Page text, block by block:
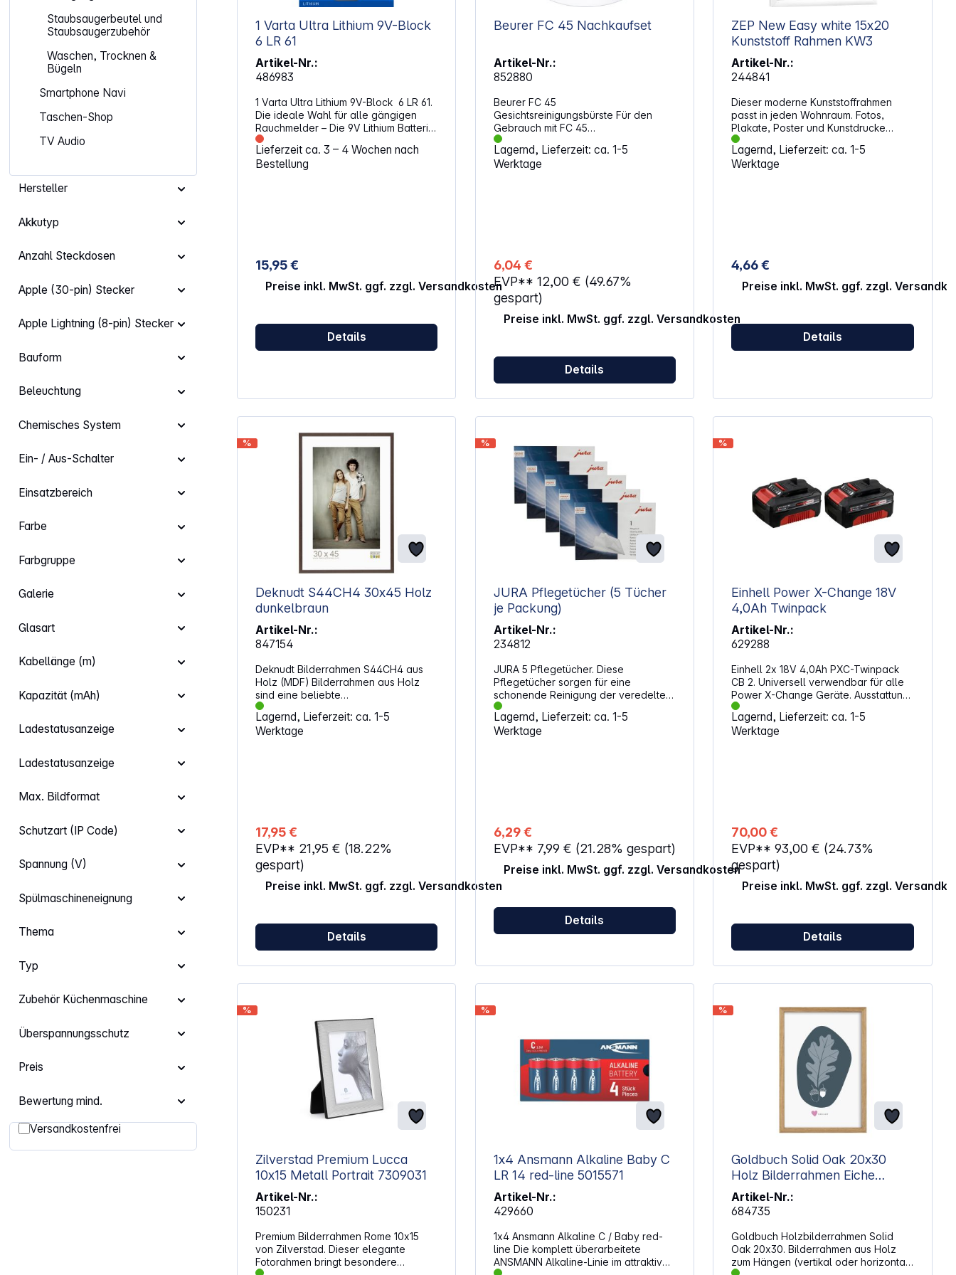
Staubsaugerbeutel und
Staubsaugerzubehör
Waschen, Trocknen &
Bügeln
Smartphone Navi
Taschen-Shop
TV Audio
Hersteller
Akkutyp
Anzahl Steckdosen
Apple (30-pin) Stecker
Apple Lightning (8-pin) Stecker
Bauform
Beleuchtung
Chemisches System
Ein- / Aus-Schalter
Einsatzbereich
Farbe
Farbgruppe
Galerie
Glasart
Kabellänge (m)
Kapazität (mAh)
Ladestatusanzeige
Ladestatusanzeige
Max. Bildformat
Schutzart (IP Code)
Spannung (V)
Spülmaschineneignung
Thema
Typ
Zubehör Küchenmaschine
Überspannungsschutz
Preis
Bewertung mind.
Filter hinzufügen: Versandkostenfrei
Versandkostenfrei
elektr. Belastbarkeit: 11000 W
Nenneingangsspannung: 400 V
Tragegriff Gehäuse: Kunststoff, Gummi
Anzahl der CEE-Steckdosen: 3 Anzahl
Schutzkontaktsteckdosen: 3 Anzahl
steckdosen Gesamt: 6 Schutzart: IP44
Abmessungen (L x B x H): 26 x 26 x 17
cm Gewicht: ca. 1,75 kg
1 Varta Ultra Lithium 9V-Block
6 LR 61
Artikel-Nr.:
486983
1 Varta Ultra Lithium 9V-Block 6 LR 61.
Die ideale Wahl für alle gängigen
Rauchmelder – Die 9V Lithium Batterie
enthält kein Quecksilber, Blei oder
Kadmium und hat einen speziellen
Sicherheitsmechanismus.- Hält bis zu
6R21, 6R22, BA3090/U, 6F22, PP3HP,
006P, AM6F, 6LF62, HP3, M1604,
4022, BLOC, CLR6, KA9, ND65V, U9VL-
Lieferzeit ca. 3 – 4 Wochen nach
Bestellung
15,95 €
Preise inkl. MwSt. ggf. zzgl. Versandkosten
Details
Beurer FC 45 Nachkaufset
Artikel-Nr.:
852880
Beurer FC 45
Gesichtsreinigungsbürste Für den
Gebrauch mit FC 45
Gesichtsreinigungsbürste, ein weicher
Bürstenaufsatz für die tägliche
Gesichtsreinigung. Tauschen Sie die
Lagernd, Lieferzeit: ca. 1-5
Werktage
6,04 €
EVP** 12,00 € (49.67%
gespart)
Preise inkl. MwSt. ggf. zzgl. Versandkosten
Details
ZEP New Easy white 15x20
Kunststoff Rahmen KW3
Artikel-Nr.:
244841
Dieser moderne Kunststoffrahmen
passt in jeden Wohnraum. Fotos,
Plakate, Poster und Kunstdrucke
kommen bei diesem schlichten
Bilderahmen besonders gut zur
Geltung. Eigenschaften: Modischer
Lagernd, Lieferzeit: ca. 1-5
Werktage
4,66 €
Preise inkl. MwSt. ggf. zzgl.
Details
%
Deknudt S44CH4 30x45 Holz
dunkelbraun
Artikel-Nr.:
847154
Deknudt Bilderrahmen S44CH4 aus
Holz (MDF) Bilderrahmen aus Holz
sind eine beliebte
Gestaltungsmöglichkeit zur
Präsentation von Fotos aller Art. Mit
ihrer schlichten und zeitlosen
Lagernd, Lieferzeit: ca. 1-5
Werktage
17,95 €
EVP** 21,95 € (18.22%
gespart)
Preise inkl. MwSt. ggf. zzgl. Versandkosten
Details
%
JURA Pflegetücher (5 Tücher
je Packung)
Artikel-Nr.:
234812
JURA 5 Pflegetücher. Diese
Pflegetücher sorgen für eine
schonende Reinigung der veredelten
Oberflächen Deines JURA-
Kaffeevollautomaten und halten das
Erscheinungsbild frisch. Die feuchten
Packung mit fünf Stück. Eigenschaften:
Sanfte Reinigung der veredelten
Rückständen in einem Wisch Schutz
der Gerätefronten vor sichtbaren
Anwendung für eine gepflegte
Gesamtwirkung Praktische
Einzelverpackung mit fünf Tüchern
Aufbewahrung
Lagernd, Lieferzeit: ca. 1-5
Werktage
6,29 €
EVP** 7,99 € (21.28% gespart)
Preise inkl. MwSt. ggf. zzgl. Versandkosten
Details
%
Einhell Power X-Change 18V
4,0Ah Twinpack
Artikel-Nr.:
629288
Einhell 2x 18V 4,0Ah PXC-Twinpack
CB 2. Universell verwendbar für alle
Power X-Change Geräte. Ausstattung:
Ermöglicht kabellose Freiheit: Kein
Kabelsalat und freies Arbeiten Dank
hochwertiger Li-Ion Zellen kein
Staub-, korrosions-, und mechanisch
geschütztes Gehäuse Geeignet für
den TWIN-PACK Einsatz bei 36V-
Anwendungen
Lagernd, Lieferzeit: ca. 1-5
Werktage
70,00 €
EVP**93,00 € (24.73%
gespart)
Preise inkl. MwSt. ggf. zzgl.
Details
%
Zilverstad Premium Lucca
10x15 Metall Portrait 7309031
Artikel-Nr.:
150231
Premium Bilderrahmen Rome 10x15
von Zilverstad. Dieser elegante
Fotorahmen bringt besondere
%
1x4 Ansmann Alkaline Baby C
LR 14 red-line 5015571
Artikel-Nr.:
429660
1x4 Ansmann Alkaline C / Baby red-
line Die komplett überarbeitete
ANSMANN Alkaline-Linie im attraktiven
%
Goldbuch Solid Oak 20x30
Holz Bilderrahmen Eiche
900175
Artikel-Nr.:
684735
Goldbuch Holzbilderrahmen Solid
Oak 20x30. Bilderrahmen aus Holz
zum Hängen (vertikal oder horizontal)